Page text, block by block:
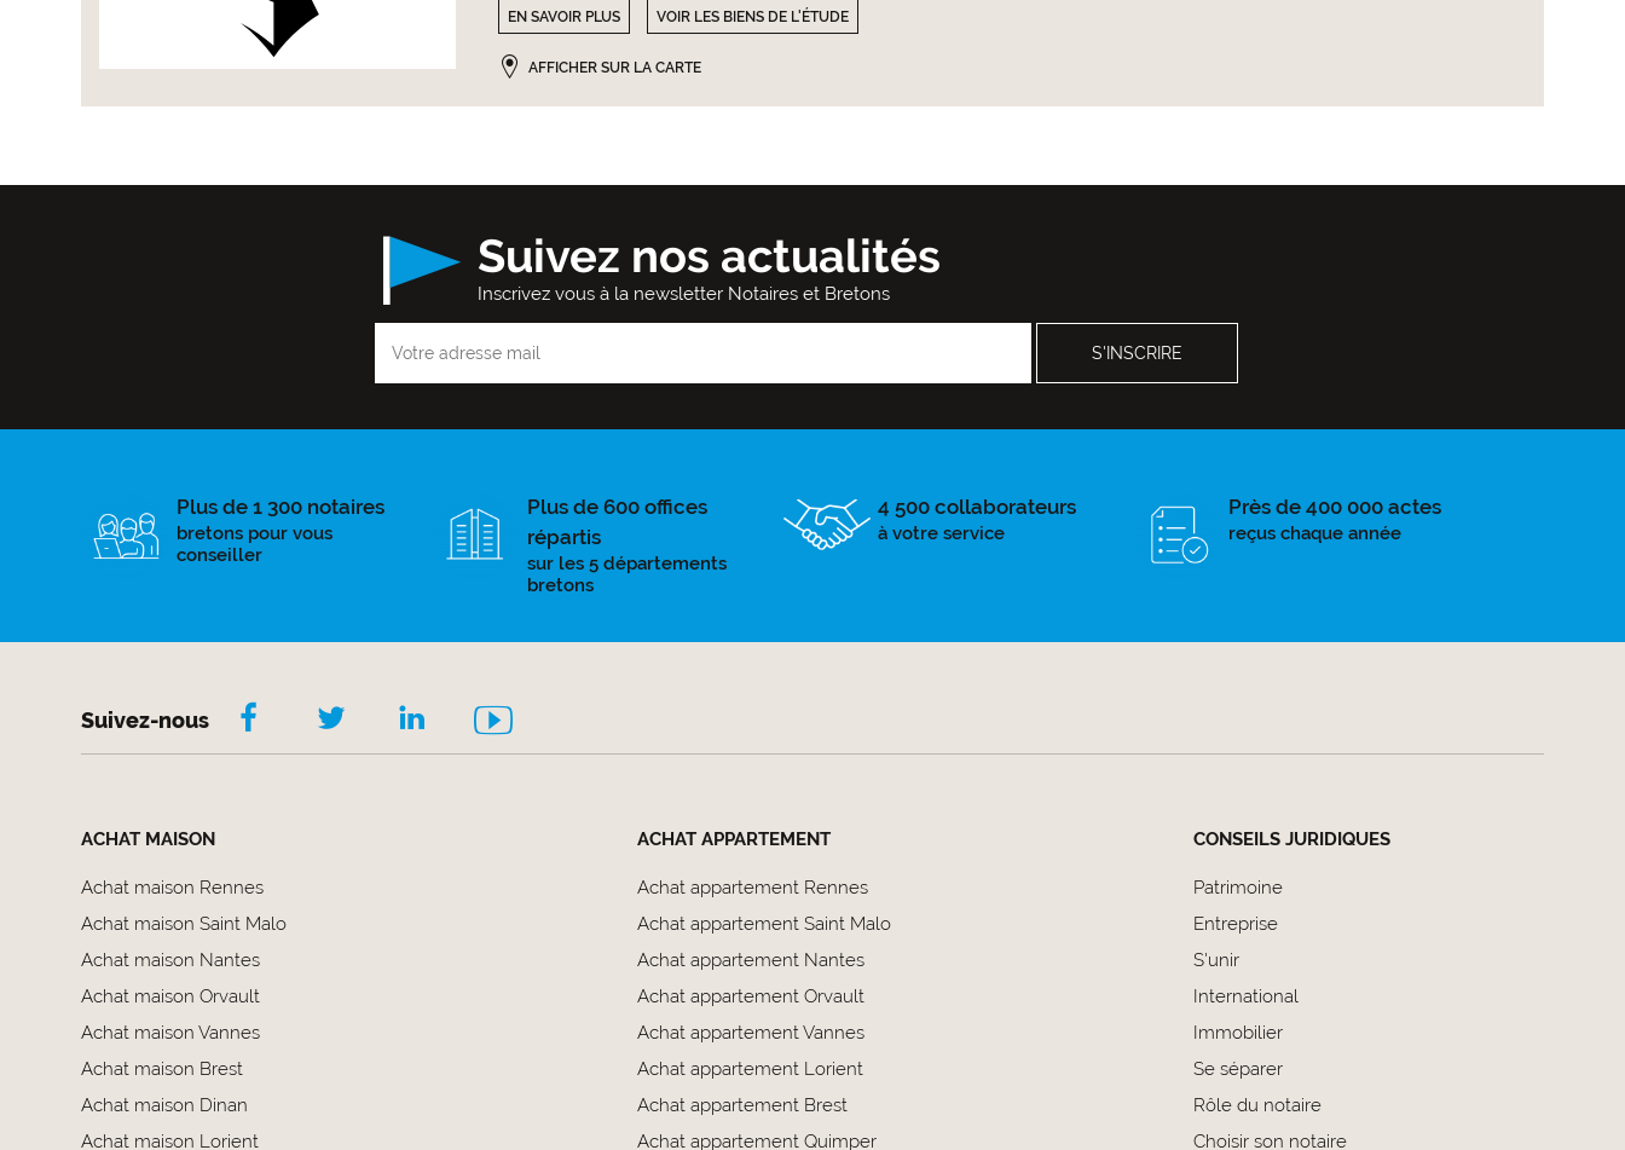
EN SAVOIR PLUS VOIR LES BIENS DE L'ÉTUDE
AFFICHER SUR LA CARTE
Suivez nos actualités
Inscrivez vous à la newsletter Notaires et Bretons
Plus de 1 300 notaires
bretons pour vous
conseiller
Plus de 600 offices
répartis
sur les 5 départements
bretons
4 500 collaborateurs
à votre service
Près de 400 000 actes
reçus chaque année
Suivez-nous
ACHAT MAISON
Achat maison Rennes
Achat maison Saint Malo
Achat maison Nantes
Achat maison Orvault
Achat maison Vannes
Achat maison Brest
Achat maison Dinan
Achat maison Lorient
ACHAT APPARTEMENT
Achat appartement Rennes
Achat appartement Saint Malo
Achat appartement Nantes
Achat appartement Orvault
Achat appartement Vannes
Achat appartement Lorient
Achat appartement Brest
Achat appartement Quimper
CONSEILS JURIDIQUES
Patrimoine
Entreprise
S'unir
International
Immobilier
Se séparer
Rôle du notaire
Choisir son notaire